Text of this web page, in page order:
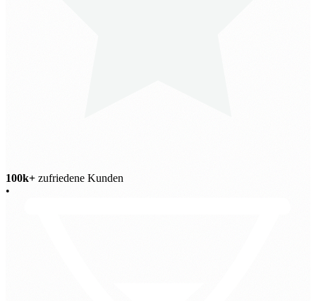
100k+ zufriedene Kunden
•